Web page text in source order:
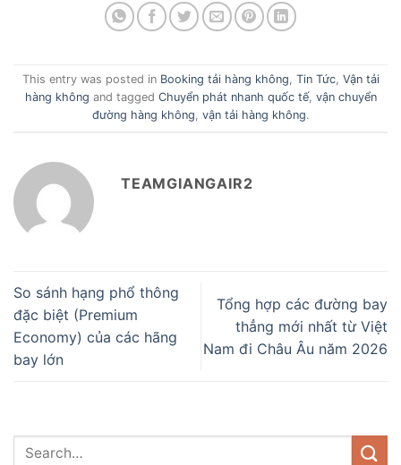
This entry was posted in Booking tải hàng không, Tin Tức, Vận tải
hàng không and tagged Chuyển phát nhanh quốc tế, vận chuyển
đường hàng không, vận tải hàng không.
TEAMGIANGAIR2
So sánh hạng phổ thông
đặc biệt (Premium
Economy) của các hãng
bay lớn
Tổng hợp các đường bay
thẳng mới nhất từ Việt
Nam đi Châu Âu năm 2026